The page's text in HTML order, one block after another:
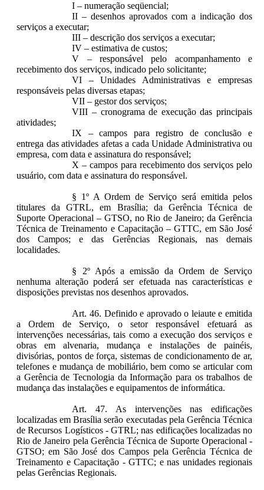
I – numeração seqüencial;
II – desenhos aprovados com a indicação dos
serviços a executar;
III – descrição dos serviços a executar;
IV – estimativa de custos;
V – responsável pelo acompanhamento e
recebimento dos serviços, indicado pelo solicitante;
VI – Unidades Administrativas e empresas
responsáveis pelas diversas etapas;
VII – gestor dos serviços;
VIII – cronograma de execução das principais
atividades;
IX – campos para registro de conclusão e
entrega das atividades afetas a cada Unidade Administrativa ou
empresa, com data e assinatura do responsável;
X – campos para recebimento dos serviços pelo
usuário, com data e assinatura do responsável.
§ 1º A Ordem de Serviço será emitida pelos
titulares da GTRL, em Brasília; da Gerência Técnica de
Suporte Operacional – GTSO, no Rio de Janeiro; da Gerência
Técnica de Treinamento e Capacitação – GTTC, em São José
dos Campos; e das Gerências Regionais, nas demais
localidades.
§ 2º Após a emissão da Ordem de Serviço
nenhuma alteração poderá ser efetuada nas características e
disposições previstas nos desenhos aprovados.
Art. 46. Definido e aprovado o leiaute e emitida
a Ordem de Serviço, o setor responsável efetuará as
intervenções necessárias, tais como a execução dos serviços e
obras em alvenaria, mudança e instalações de painéis,
divisórias, pontos de força, sistemas de condicionamento de ar,
telefones e mudança de mobiliário, bem como se articular com
a Gerência de Tecnologia da Informação para os trabalhos de
mudança das instalações e equipamentos de informática.
Art. 47. As intervenções nas edificações
localizadas em Brasília serão executadas pela Gerência Técnica
de Recursos Logísticos - GTRL; nas edificações localizadas no
Rio de Janeiro pela Gerência Técnica de Suporte Operacional -
GTSO; em São José dos Campos pela Gerência Técnica de
Treinamento e Capacitação - GTTC; e nas unidades regionais
pelas Gerências Regionais.